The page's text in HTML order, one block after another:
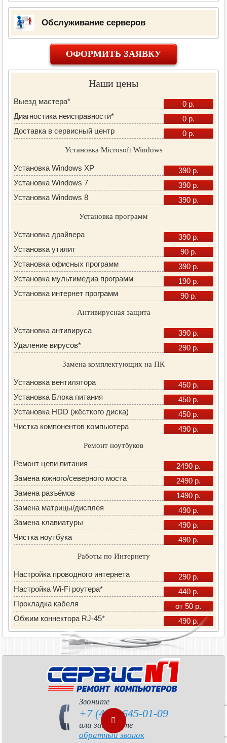
Обслуживание серверов
ОФОРМИТЬ ЗАЯВКУ
Наши цены
Выезд мастера*
0 р.
Диагностика неисправности*
0 р.
Доставка в сервисный центр
0 р.
Установка Microsoft Windows
Установка Windows XP
390 р.
Установка Windows 7
390 р.
Установка Windows 8
390 р.
Установка программ
Установка драйвера
390 р.
Установка утилит
90 р.
Установка офисных программ
390 р.
Установка мультимедиа программ
190 р.
Установка интернет программ
90 р.
Антивирусная защита
Установка антивируса
390 р.
Удаление вирусов*
290 р.
Замена комплектующих на ПК
Установка вентилятора
450 р.
Установка Блока питания
450 р.
Установка HDD (жёсткого диска)
450 р.
Чистка компонентов компьютера
490 р.
Ремонт ноутбуков
Ремонт цепи питания
2490 р.
Замена южного/северного моста
2490 р.
Замена разъёмов
1490 р.
Замена матрицы/дисплея
490 р.
Замена клавиатуры
490 р.
Чистка ноутбука
490 р.
Работы по Интернету
Настройка проводного интернета
290 р.
Настройка Wi-Fi роутера*
440 р.
Прокладка кабеля
от 50 р.
Обжим коннектора RJ-45*
490 р.
Звоните
+7 (495) 645-01-09
или закажите
обратный звонок